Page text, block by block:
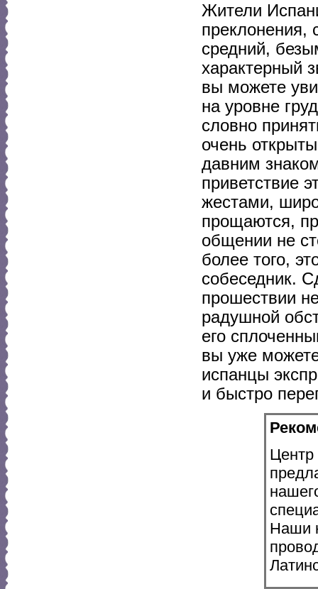
Жители
преклонения,
средний,
характерный
вы можете
на уровне
словно
очень
давним
приветствие
жестами,
прощаются,
общении не
более того,
собеседник.
прошествии
радушной
его
вы уже
испанцы
и быстро
Центр
Наши